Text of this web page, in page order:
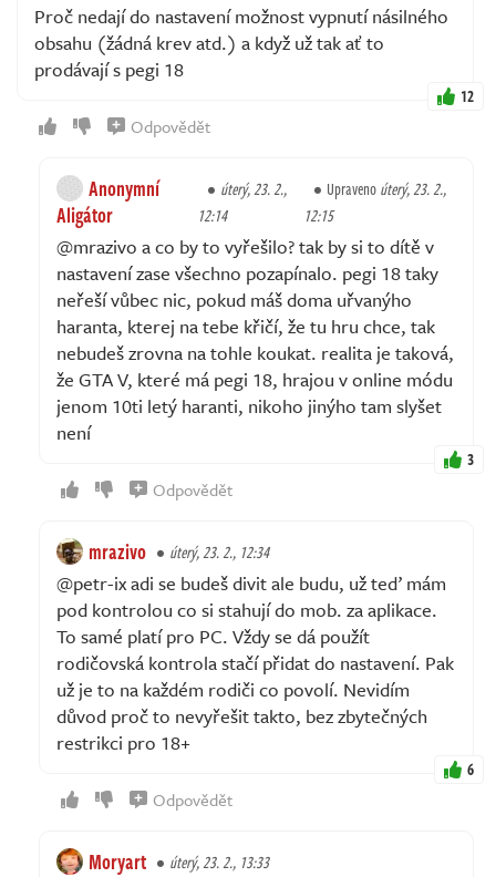
Proč nedají do nastavení možnost vypnutí násilného
obsahu (žádná krev atd.) a když už tak ať to
prodávají s pegi 18
12
Odpovědět
Anonymní
Aligátor
úterý, 23. 2.,
12:14
Upravenoúterý, 23. 2.,
12:15
@mrazivo a co by to vyřešilo? tak by si to dítě v
nastavení zase všechno pozapínalo. pegi 18 taky
neřeší vůbec nic, pokud máš doma uřvanýho
haranta, kterej na tebe křičí, že tu hru chce, tak
nebudeš zrovna na tohle koukat. realita je taková,
že GTA V, které má pegi 18, hrajou v online módu
jenom 10ti letý haranti, nikoho jinýho tam slyšet
není
3
Odpovědět
mrazivo úterý, 23. 2., 12:34
@petr-ix adi se budeš divit ale budu, už teď mám
pod kontrolou co si stahují do mob. za aplikace.
To samé platí pro PC. Vždy se dá použít
rodičovská kontrola stačí přidat do nastavení. Pak
už je to na každém rodiči co povolí. Nevidím
důvod proč to nevyřešit takto, bez zbytečných
restrikci pro 18+
6
Odpovědět
Moryart úterý, 23. 2., 13:33